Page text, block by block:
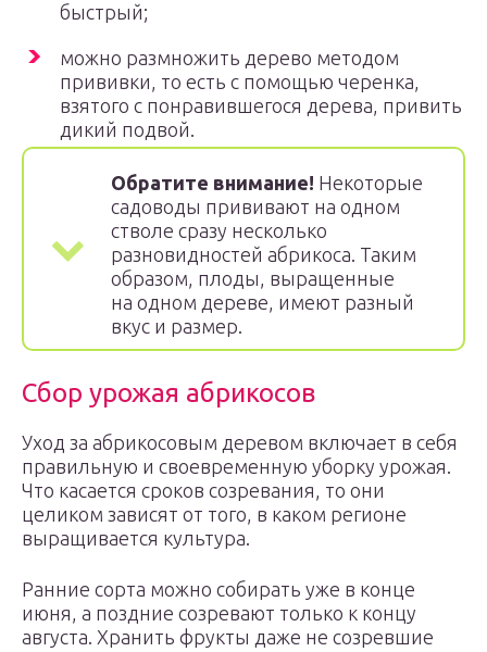
быстрый;
можно размножить дерево методом
прививки, то есть с помощью черенка,
взятого с понравившегося дерева, привить
дикий подвой.
Обратите внимание! Некоторые
садоводы прививают на одном
стволе сразу несколько
разновидностей абрикоса. Таким
образом, плоды, выращенные
на одном дереве, имеют разный
вкус и размер.
Сбор урожая абрикосов
Уход за абрикосовым деревом включает в себя
правильную и своевременную уборку урожая.
Что касается сроков созревания, то они
целиком зависят от того, в каком регионе
выращивается культура.
Ранние сорта можно собирать уже в конце
июня, а поздние созревают только к концу
августа. Хранить фрукты даже не созревшие